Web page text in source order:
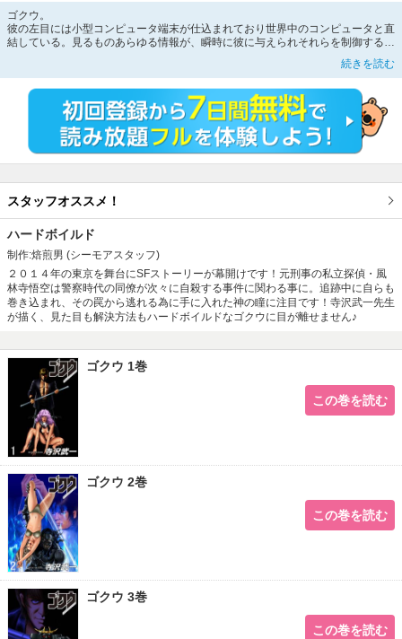
ゴクウ。
彼の左目には小型コンピュータ端末が仕込まれており世界中のコンピュータと直
結している。見るものあらゆる情報が、瞬時に彼に与えられそれらを制御するこ
とが出来る。左目に『神の瞳』を持った男・ゴクウが東京・香港などを舞台に、
サスぺンス&サイバーアクション作品。
続きを読む
スタッフオススメ！
ハードボイルド
制作:焙煎男 (シーモアスタッフ)
２０１４年の東京を舞台にSFストーリーが幕開けです！元刑事の私立探偵・風
林寺悟空は警察時代の同僚が次々に自殺する事件に関わる事に。追跡中に自らも
巻き込まれ、その罠から逃れる為に手に入れた神の瞳に注目です！寺沢武一先生
が描く、見た目も解決方法もハードボイルドなゴクウに目が離せません♪
ゴクウ 1巻
この巻を読む
ゴクウ 2巻
この巻を読む
ゴクウ 3巻
この巻を読む